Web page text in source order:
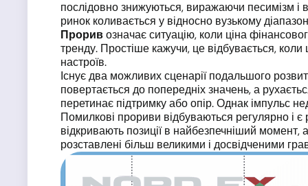
послідовно знижуються, виражаючи песимізм і
ринок коливається у відносно вузькому
Проривозначає ситуацію, коли ціна
тренду. Простіше кажучи, це відбувається,
настроїв.
Існує два можливих сценарії подальшого
повертається до попередніх значень, а
перетинає підтримку або опір. Однак імпульс
Помилкові прориви відбуваються регулярно і
відкривають позиції в найбезпечніший
розставлені більш великими і досвідченими